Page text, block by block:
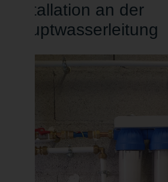
Installation an der
Hauptwasserleitung